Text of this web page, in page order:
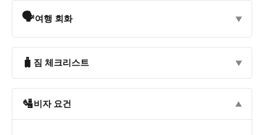
🗣여행 회화 ▼
🧳 짐 체크리스트 ▼
🛂비자 요건 ▼